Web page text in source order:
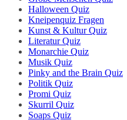
Halloween Quiz
Kneipenquiz Fragen
Kunst & Kultur Quiz
Literatur Quiz
Monarchie Quiz
Musik Quiz
Pinky and the Brain Quiz
Politik Quiz
Promi Quiz
Skurril Quiz
Soaps Quiz